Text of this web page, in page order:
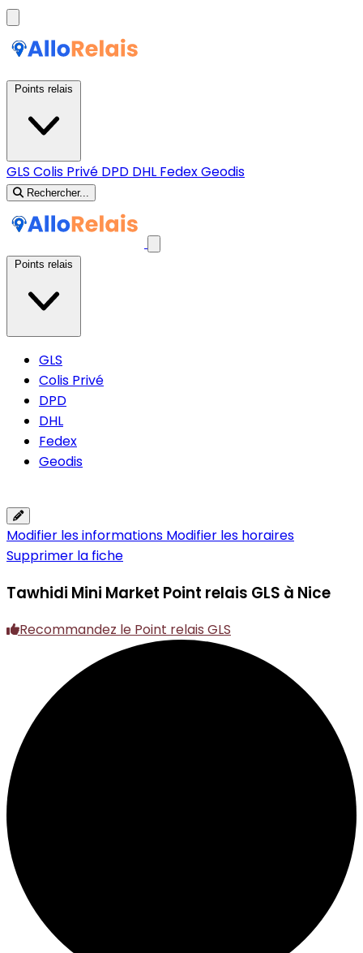
GLS Colis Privé DPD DHL FedexGeodis
Rechercher...
GLS
Colis Privé
DPD
DHL
Fedex
Geodis
Modifier les informations Modifier les horaires
Supprimer la fiche
Tawhidi Mini Market Point relais GLS à Nice
Recommandez le Point relais GLS